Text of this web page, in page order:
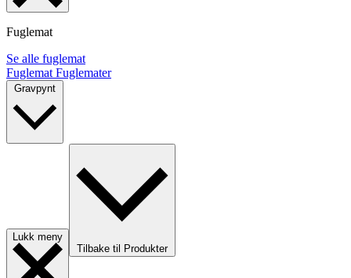
Fuglemat
Se alle fuglemat
Fuglemat Fuglemater
Lukk meny
Tilbake til Produkter